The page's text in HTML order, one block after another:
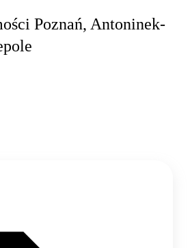
Poznań, Antoninek-